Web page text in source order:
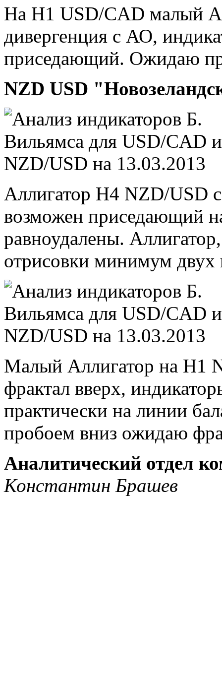
На Н1 USD/CAD малый
дивергенция с АО,
приседающий. Ожидаю
NZD USD
Аллигатор Н4 NZD/USD
возможен приседающий
равноудалены.
отрисовки минимум двух
Малый Аллигатор на Н1
фрактал вверх,
практически на линии
пробоем вниз ожидаю
Аналитический отдел
Константин Брашев